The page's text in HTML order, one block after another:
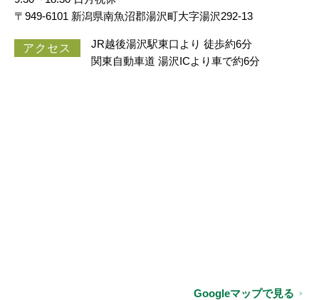
〒949-6101 新潟県南魚沼郡湯沢町大字湯沢292-13
アクセス
JR越後湯沢駅東口より 徒歩約6分
関東自動車道 湯沢ICより車で約6分
Googleマップで見る